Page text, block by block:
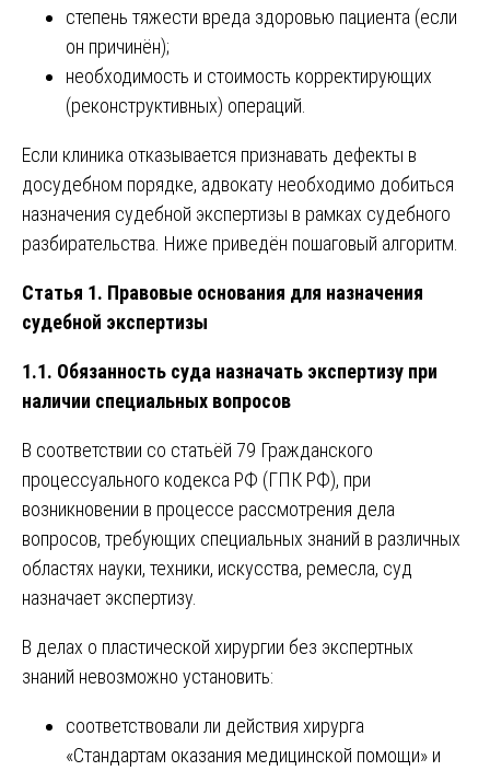
степень тяжести вреда здоровью пациента (если
он причинён);
необходимость и стоимость корректирующих
(реконструктивных) операций.
Если клиника отказывается признавать дефекты в
досудебном порядке, адвокату необходимо добиться
назначения судебной экспертизы в рамках судебного
разбирательства. Ниже приведён пошаговый алгоритм.
Статья 1. Правовые основания для назначения
судебной экспертизы
1.1. Обязанность суда назначать экспертизу при
наличии специальных вопросов
В соответствии со статьёй 79 Гражданского
процессуального кодекса РФ (ГПК РФ), при
возникновении в процессе рассмотрения дела
вопросов, требующих специальных знаний в различных
областях науки, техники, искусства, ремесла, суд
назначает экспертизу.
В делах о пластической хирургии без экспертных
знаний невозможно установить:
соответствовали ли действия хирурга
«Стандартам оказания медицинской помощи» и